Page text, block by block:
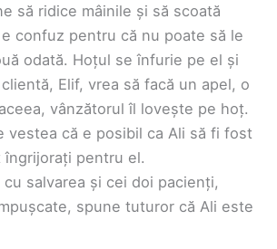
să ridice mâinile și să scoată
confuz pentru că nu poate să le
odată. Hoțul se înfurie pe el și
Elif, vrea să facă un apel, o
vânzătorul îl lovește pe hoț.
vestea că e posibil ca Ali să fi fost
pentru el.
cu salvarea și cei doi pacienți,
spune tuturor că Ali este